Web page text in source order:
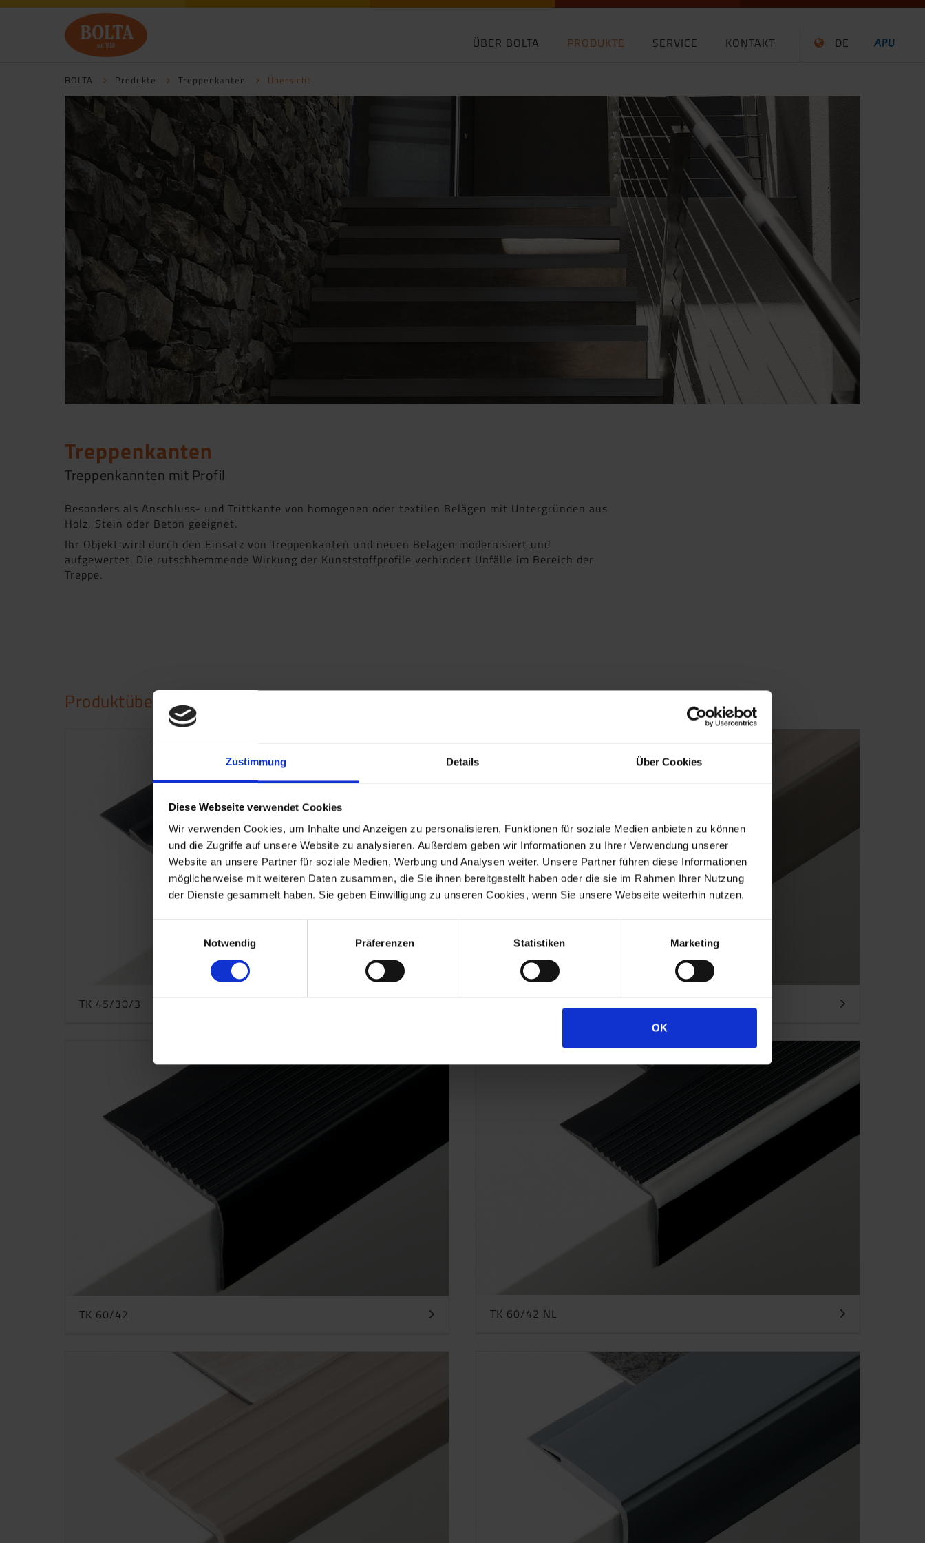
Zustimmung Details Über Cookies
Diese Webseite verwendet Cookies
Wir verwenden Cookies, um Inhalte und Anzeigen zu personalisieren, Funktionen für soziale Medien anbieten zu können
und die Zugriffe auf unsere Website zu analysieren. Außerdem geben wir Informationen zu Ihrer Verwendung unserer
Website an unsere Partner für soziale Medien, Werbung und Analysen weiter. Unsere Partner führen diese Informationen
möglicherweise mit weiteren Daten zusammen, die Sie ihnen bereitgestellt haben oder die sie im Rahmen Ihrer Nutzung
der Dienste gesammelt haben. Sie geben Einwilligung zu unseren Cookies, wenn Sie unsere Webseite weiterhin nutzen.
Notwendig
Präferenzen Statistiken Marketing
OK
ÜBER BOLTA PRODUKTE SERVICE KONTAKT DE
BOLTA Produkte Treppenkanten Übersicht
Treppenkanten
Treppenkannten mit Profil
Besonders als Anschluss- und Trittkante von homogenen oder textilen Belägen mit Untergründen aus
Holz, Stein oder Beton geeignet.
Ihr Objekt wird durch den Einsatz von Treppenkanten und neuen Belägen modernisiert und
aufgewertet. Die rutschhemmende Wirkung der Kunststoffprofile verhindert Unfälle im Bereich der
Treppe.
Produktübersicht
TK 45/30/3
TK 60/42 TK 60/42 NL